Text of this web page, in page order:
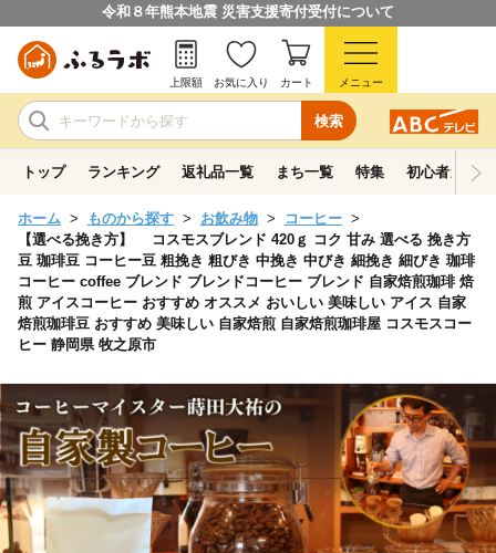
令和８年熊本地震 災害支援寄付受付について
検索
上限額 お気に入り カート メニュー
トップ ランキング 返礼品一覧 まち一覧 特集 初心者ガイド
ホーム ものから探す お飲み物
コーヒー
【選べる挽き方】 コスモスブレンド 420ｇ コク 甘み 選べる 挽き方
豆 珈琲豆 コーヒー豆 粗挽き 粗びき 中挽き 中びき 細挽き 細びき 珈琲
コーヒー coffee ブレンド ブレンドコーヒー ブレンド 自家焙煎珈琲 焙
煎 アイスコーヒー おすすめ オススメ おいしい 美味しい アイス 自家
焙煎珈琲豆 おすすめ 美味しい 自家焙煎 自家焙煎珈琲屋 コスモスコー
ヒー 静岡県 牧之原市